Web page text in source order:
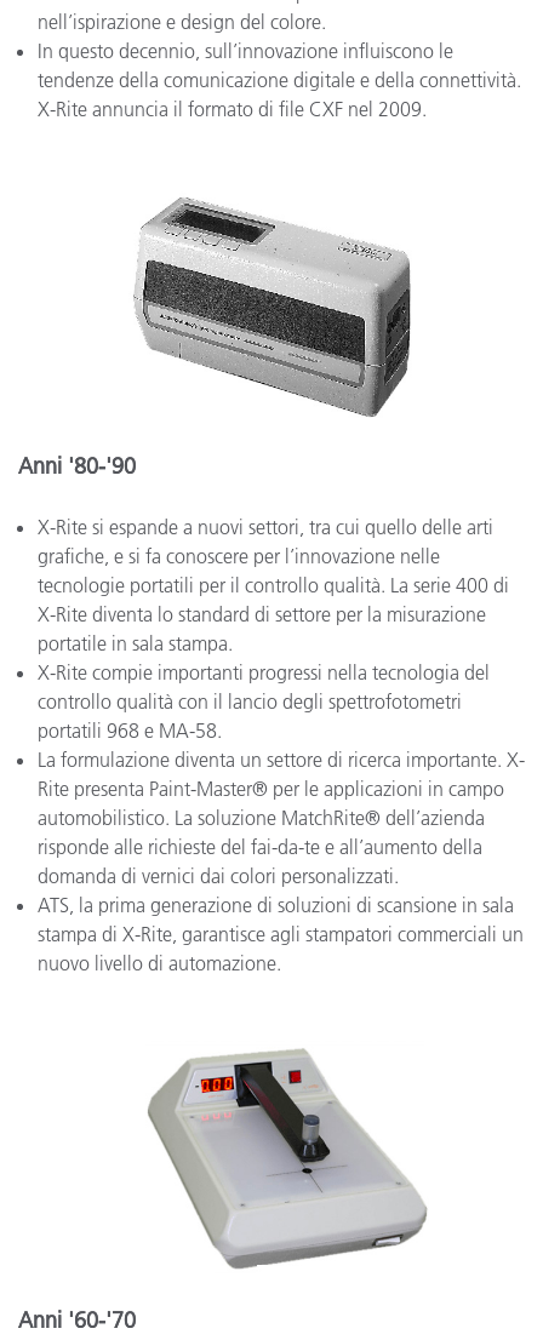
nell’ispirazione e design del colore.
In questo decennio, sull’innovazione influiscono le
tendenze della comunicazione digitale e della connettività.
X-Rite annuncia il formato di file CXF nel 2009.
Anni '80-'90
X-Rite si espande a nuovi settori, tra cui quello delle arti
grafiche, e si fa conoscere per l’innovazione nelle
tecnologie portatili per il controllo qualità. La serie 400 di
X-Rite diventa lo standard di settore per la misurazione
portatile in sala stampa.
X-Rite compie importanti progressi nella tecnologia del
controllo qualità con il lancio degli spettrofotometri
portatili 968 e MA-58.
La formulazione diventa un settore di ricerca importante. X-
Rite presenta Paint-Master® per le applicazioni in campo
automobilistico. La soluzione MatchRite® dell’azienda
risponde alle richieste del fai-da-te e all’aumento della
domanda di vernici dai colori personalizzati.
ATS, la prima generazione di soluzioni di scansione in sala
stampa di X-Rite, garantisce agli stampatori commerciali un
nuovo livello di automazione.
Anni '60-'70